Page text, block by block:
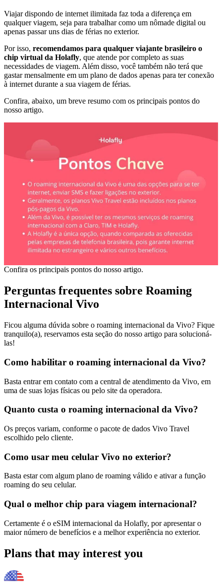
Viajar dispondo de internet ilimitada faz toda a diferença em
qualquer viagem, seja para trabalhar como um nômade digital ou
apenas passar uns dias de férias no exterior.
Por isso, recomendamos para qualquer viajante brasileiro o
chip virtual da Holafly, que atende por completo as suas
necessidades de viagem. Além disso, você também não terá que
gastar mensalmente em um plano de dados apenas para ter conexão
à internet durante a sua viagem de férias.
Confira, abaixo, um breve resumo com os principais pontos do
nosso artigo.
Confira os principais pontos do nosso artigo.
Perguntas frequentes sobre Roaming
Internacional Vivo
Ficou alguma dúvida sobre o roaming internacional da Vivo? Fique
tranquilo(a), reservamos esta seção do nosso artigo para solucioná-
las!
Como habilitar o roaming internacional da Vivo?
Basta entrar em contato com a central de atendimento da Vivo, em
uma de suas lojas físicas ou pelo site da operadora.
Quanto custa o roaming internacional da Vivo?
Os preços variam, conforme o pacote de dados Vivo Travel
escolhido pelo cliente.
Como usar meu celular Vivo no exterior?
Basta estar com algum plano de roaming válido e ativar a função
roaming do seu celular.
Qual o melhor chip para viagem internacional?
Certamente é o eSIM internacional da Holafly, por apresentar o
maior número de benefícios e a melhor experiência no exterior.
Plans that may interest you